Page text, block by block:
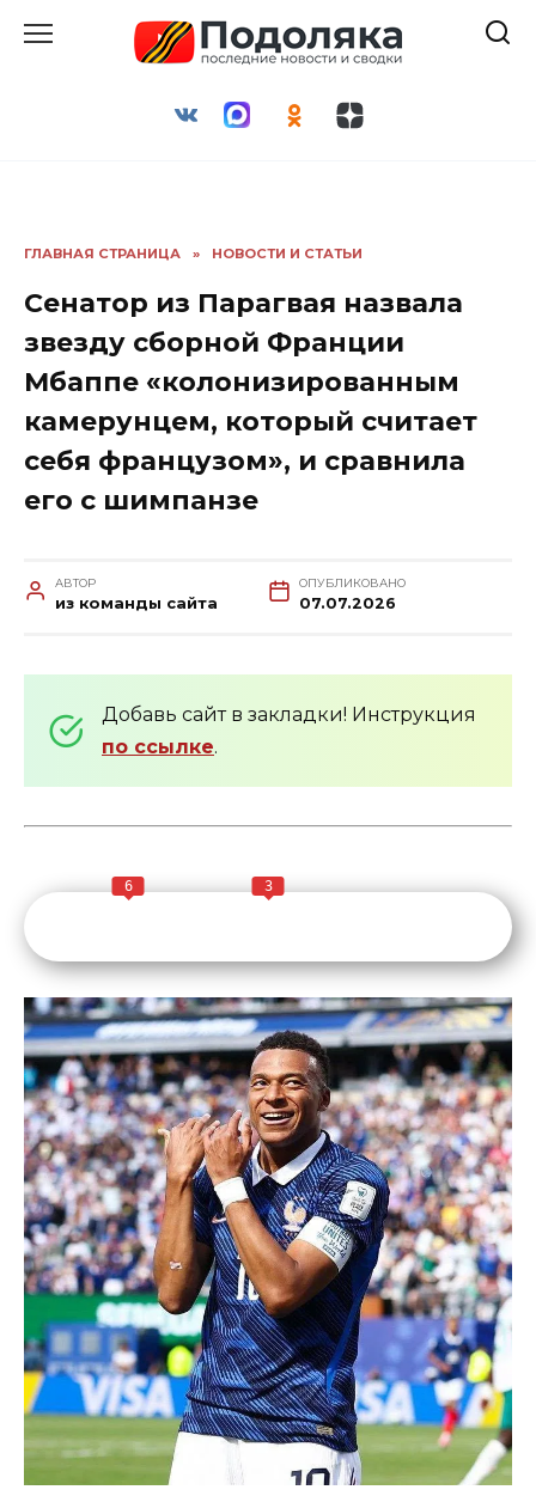
ГЛАВНАЯ СТРАНИЦА » НОВОСТИ И СТАТЬИ
Сенатор из Парагвая назвала
звезду сборной Франции
Мбаппе «колонизированным
камерунцем, который считает
себя французом», и сравнила
его с шимпанзе
АВТОР
из команды сайта
ОПУБЛИКОВАНО
07.07.2026
Добавь сайт в закладки! Инструкция
по ссылке.
6 3